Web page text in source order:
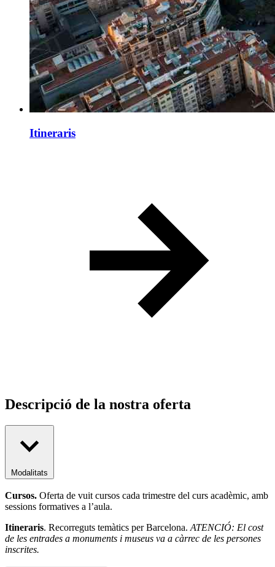
Itineraris
Descripció de la nostra oferta
Modalitats
Cursos. Oferta de vuit cursos cada trimestre del curs acadèmic, amb
sessions formatives a l’aula.
Itineraris. Recorreguts temàtics per Barcelona. ATENCIÓ: El cost
de les entrades a monuments i museus va a càrrec de les persones
inscrites.